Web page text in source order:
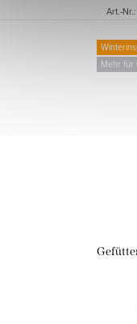
Art.-Nr.:
Mehr für